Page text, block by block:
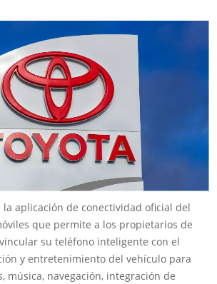
la aplicación de conectividad oficial del
que permite a los propietarios de
su teléfono inteligente con el
y entretenimiento del vehículo para
música, navegación, integración de